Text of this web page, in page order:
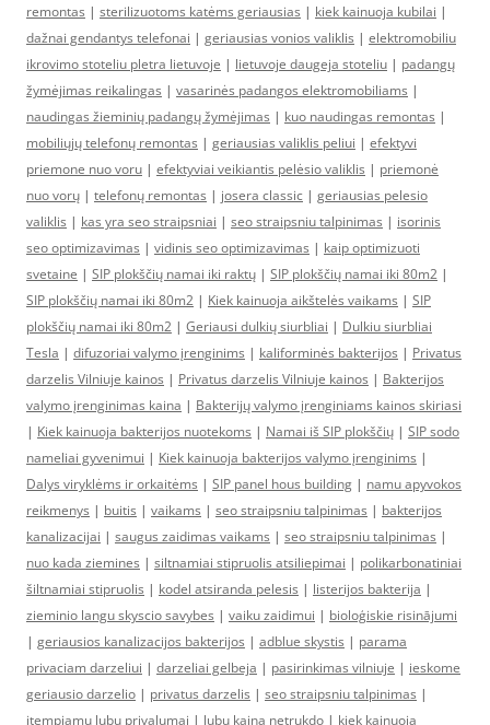
remontas | sterilizuotoms katėms geriausias | kiek kainuoja kubilai |
dažnai gendantys telefonai | geriausias vonios valiklis | elektromobiliu
ikrovimo stoteliu pletra lietuvoje | lietuvoje daugeja stoteliu | padangų
žymėjimas reikalingas | vasarinės padangos elektromobiliams |
naudingas žieminių padangų žymėjimas | kuo naudingas remontas |
mobiliųjų telefonų remontas | geriausias valiklis peliui | efektyvi
priemone nuo voru | efektyviai veikiantis pelėsio valiklis | priemonė
nuo vorų | telefonų remontas | josera classic | geriausias pelesio
valiklis | kas yra seo straipsniai | seo straipsniu talpinimas | isorinis
seo optimizavimas | vidinis seo optimizavimas | kaip optimizuoti
svetaine | SIP plokščių namai iki raktų | SIP plokščių namai iki 80m2 |
SIP plokščių namai iki 80m2 | Kiek kainuoja aikštelės vaikams | SIP
plokščių namai iki 80m2 | Geriausi dulkių siurbliai | Dulkiu siurbliai
Tesla | difuzoriai valymo įrenginims | kaliforminės bakterijos | Privatus
darzelis Vilniuje kainos | Privatus darzelis Vilniuje kainos | Bakterijos
valymo įrenginimas kaina | Bakterijų valymo įrenginiams kainos skiriasi
| Kiek kainuoja bakterijos nuotekoms | Namai iš SIP plokščių | SIP sodo
nameliai gyvenimui | Kiek kainuoja bakterijos valymo įrenginims |
Dalys viryklėms ir orkaitėms | SIP panel hous building | namu apyvokos
reikmenys | buitis | vaikams | seo straipsniu talpinimas | bakterijos
kanalizacijai | saugus zaidimas vaikams | seo straipsniu talpinimas |
nuo kada ziemines | siltnamiai stipruolis atsiliepimai | polikarbonatiniai
šiltnamiai stipruolis | kodel atsiranda pelesis | listerijos bakterija |
zieminio langu skyscio savybes | vaiku zaidimui | bioloģiskie risinājumi
| geriausios kanalizacijos bakterijos | adblue skystis | parama
privaciam darzeliui | darzeliai gelbeja | pasirinkimas vilniuje | ieskome
geriausio darzelio | privatus darzelis | seo straipsniu talpinimas |
itempiamu lubu privalumai | lubu kaina netrukdo | kiek kainuoja